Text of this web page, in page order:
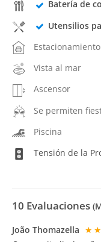
Batería de
Utensilios
Vista al mar
Ascensor
Se permiten
Piscina
Tensión de la
10 Evaluaciones
João Thomazella